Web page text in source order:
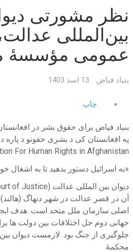
نظر مشورتی
بین‌المللی
عمومی مؤسسهٔ
بنیاد فیاض 13 اسد 1403
چاپ
بنیاد فیاض برای حقوق بشر در
په افغانستان کی د بشری حقونو د
For Human Rights in Afghanistan
«به اسرائیل دستور بدهید تا به اشغال
آن در قصر عدالت در شهر دنهاگ
اصلی سازمان ملل متحد است. هدف
جهانی دوم حل اختلافات بین دولت ها
محکمهٔ